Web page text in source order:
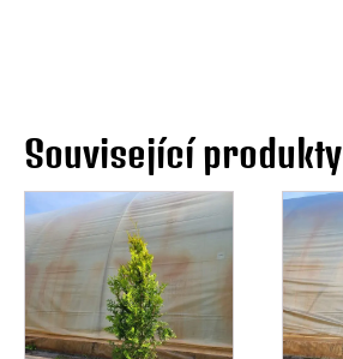
Související produkty